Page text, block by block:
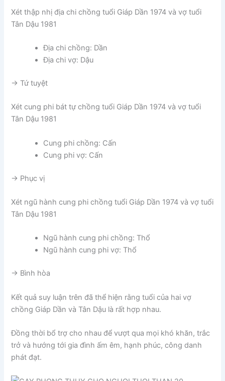
Xét thập nhị địa chi chồng tuổi Giáp Dần 1974 và vợ tuổi
Tân Dậu 1981
Địa chi chồng: Dần
Địa chi vợ: Dậu
-> Tứ tuyệt
Xét cung phi bát tự chồng tuổi Giáp Dần 1974 và vợ tuổi
Tân Dậu 1981
Cung phi chồng: Cấn
Cung phi vợ: Cấn
-> Phục vị
Xét ngũ hành cung phi chồng tuổi Giáp Dần 1974 và vợ tuổi
Tân Dậu 1981
Ngũ hành cung phi chồng: Thổ
Ngũ hành cung phi vợ: Thổ
-> Bình hòa
Kết quả suy luận trên đã thể hiện rằng tuổi của hai vợ
chồng Giáp Dần và Tân Dậu là rất hợp nhau.
Đồng thời bổ trợ cho nhau để vượt qua mọi khó khăn, trắc
trở và hướng tới gia đình ấm êm, hạnh phúc, công danh
phát đạt.